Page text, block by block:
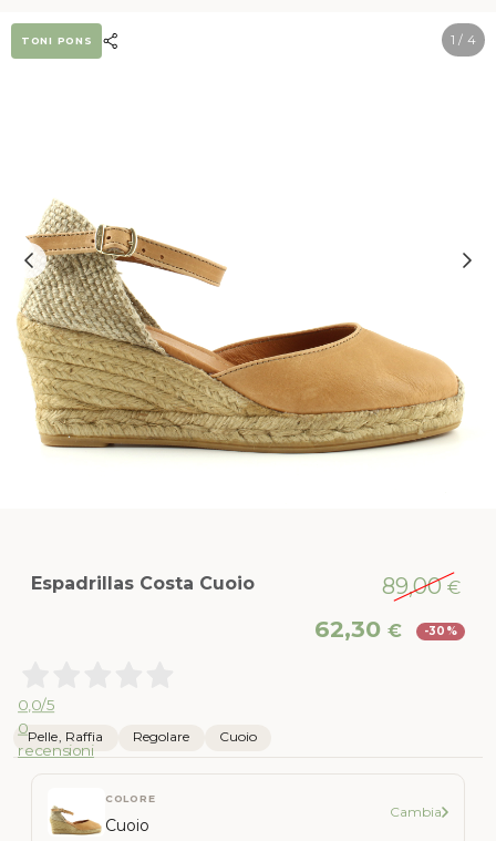
1 / 4
TONI PONS
Espadrillas Costa Cuoio 89,00€
prezzo
62,30 € -30%
0,0/5
0
recensioni
Pelle, Raffia Regolare Cuoio
COLORE
Cuoio
Cambia